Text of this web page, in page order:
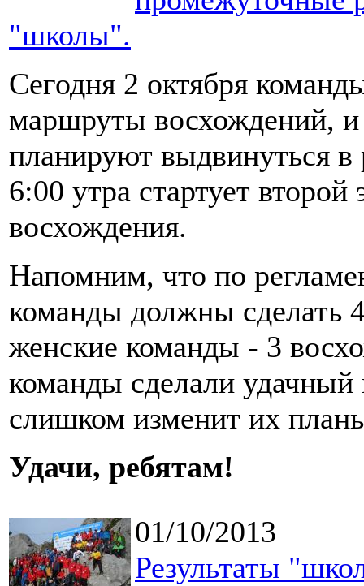
"школы".
Сегодня 2 октября
маршруты восхождений, и
планируют выдвинуться
6:00 утра стартует
восхождения.
Напомним, что по
команды должны сделать
женские команды - 3
команды сделали
слишком изменит их
Удачи, ребятам!
01/10/2013
Результаты